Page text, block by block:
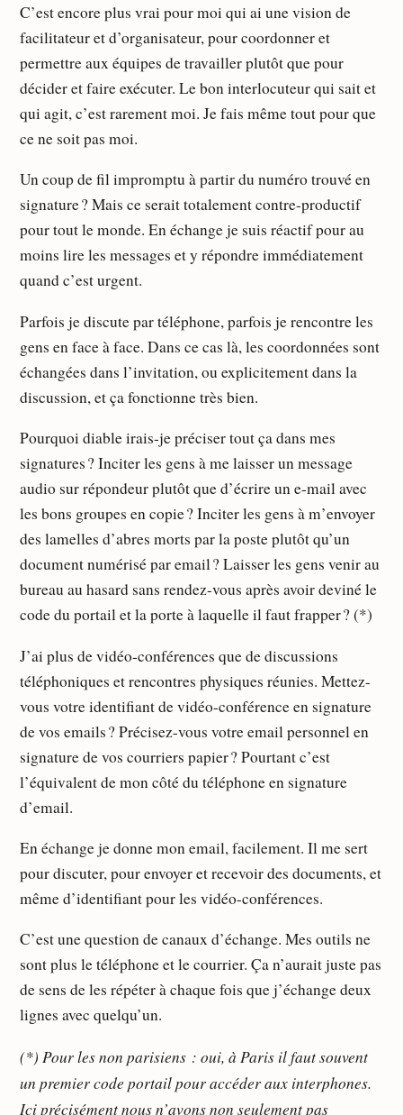
C’est encore plus vrai pour moi qui ai une vision de
facilitateur et d’organisateur, pour coordonner et
permettre aux équipes de travailler plutôt que pour
décider et faire exécuter. Le bon interlocuteur qui sait et
qui agit, c’est rarement moi. Je fais même tout pour que
ce ne soit pas moi.
Un coup de fil impromptu à partir du numéro trouvé en
signature ? Mais ce serait totalement contre-productif
pour tout le monde. En échange je suis réactif pour au
moins lire les messages et y répondre immédiatement
quand c’est urgent.
Parfois je discute par téléphone, parfois je rencontre les
gens en face à face. Dans ce cas là, les coordonnées sont
échangées dans l’invitation, ou explicitement dans la
discussion, et ça fonctionne très bien.
Pourquoi diable irais-je préciser tout ça dans mes
signatures ? Inciter les gens à me laisser un message
audio sur répondeur plutôt que d’écrire un e-mail avec
les bons groupes en copie ? Inciter les gens à m’envoyer
des lamelles d’abres morts par la poste plutôt qu’un
document numérisé par email ? Laisser les gens venir au
bureau au hasard sans rendez-vous après avoir deviné le
code du portail et la porte à laquelle il faut frapper ? (*)
J’ai plus de vidéo-conférences que de discussions
téléphoniques et rencontres physiques réunies. Mettez-
vous votre identifiant de vidéo-conférence en signature
de vos emails ? Précisez-vous votre email personnel en
signature de vos courriers papier ? Pourtant c’est
l’équivalent de mon côté du téléphone en signature
d’email.
En échange je donne mon email, facilement. Il me sert
pour discuter, pour envoyer et recevoir des documents, et
même d’identifiant pour les vidéo-conférences.
C’est une question de canaux d’échange. Mes outils ne
sont plus le téléphone et le courrier. Ça n’aurait juste pas
de sens de les répéter à chaque fois que j’échange deux
lignes avec quelqu’un.
(*) Pour les non parisiens : oui, à Paris il faut souvent
un premier code portail pour accéder aux interphones.
Ici précisément nous n’avons non seulement pas